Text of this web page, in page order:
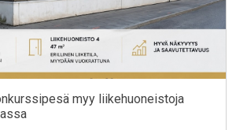
myy liikehuoneistoja